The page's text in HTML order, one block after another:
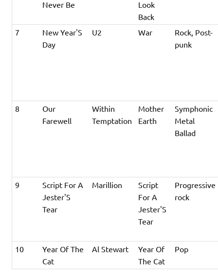
Never Be
Look
Back
7
New Year'S
Day
U2 War
Rock, Post-
punk
8
Our
Farewell
Within
Temptation
Mother
Earth
Symphonic
Metal
Ballad
9
Script For A
Jester'S
Tear
Marillion
Script
For A
Jester'S
Tear
Progressive
rock
10
Year Of The
Cat
Al Stewart
Year Of
The Cat
Pop